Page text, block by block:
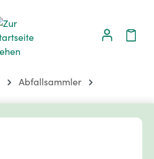
Abfallsammler